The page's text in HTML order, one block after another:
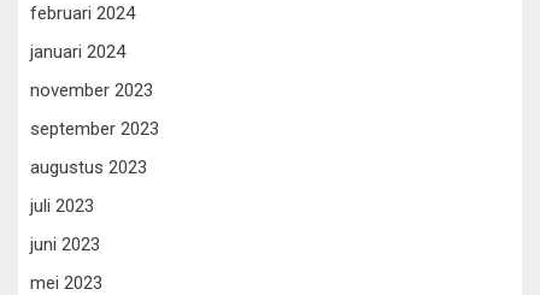
februari 2024
januari 2024
november 2023
september 2023
augustus 2023
juli 2023
juni 2023
mei 2023